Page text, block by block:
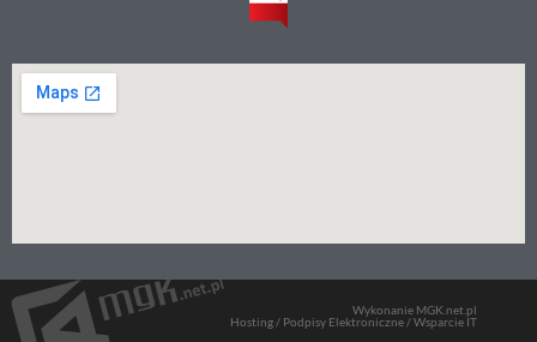
Wykonanie MGK.net.pl
Hosting / Podpisy Elektroniczne / Wsparcie IT